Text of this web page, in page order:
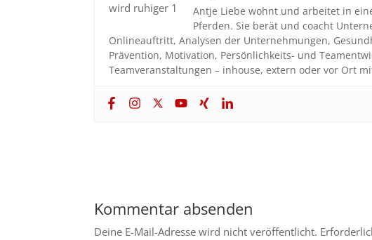
Antje Liebe wohnt und arbeitet in
Pferden. Sie berät und coacht
Onlineauftritt, Analysen der Unternehmungen,
Prävention, Motivation, Persönlichkeits- und
Teamveranstaltungen – inhouse, extern oder vor Ort
Kommentar absenden
Deine E-Mail-Adresse wird nicht veröffentlicht.